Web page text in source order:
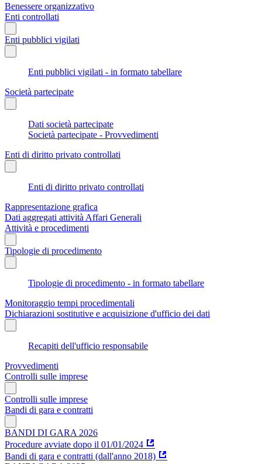
Benessere organizzativo
Enti controllati
Enti pubblici vigilati
Enti pubblici vigilati - in formato tabellare
Società partecipate
Dati società partecipate
Società partecipate - Provvedimenti
Enti di diritto privato controllati
Enti di diritto privato controllati
Rappresentazione grafica
Dati aggregati attività Affari Generali
Attività e procedimenti
Tipologie di procedimento
Tipologie di procedimento - in formato tabellare
Monitoraggio tempi procedimentali
Dichiarazioni sostitutive e acquisizione d'ufficio dei dati
Recapiti dell'ufficio responsabile
Provvedimenti
Controlli sulle imprese
Controlli sulle imprese
Bandi di gara e contratti
BANDI DI GARA 2026
Procedure avviate dopo il 01/01/2024
Bandi di gara e contratti (dall'anno 2018)